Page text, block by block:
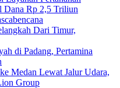
Dana Rp 2,5 Triliun
Dari Timur,
di Padang, Pertamina
Medan Lewat Jalur Udara,
Group